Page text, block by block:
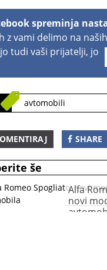
spreminja
z vami delimo na
tudi vaši prijatelji, jo
avtomobili
SHARE
še
Alfa
novi